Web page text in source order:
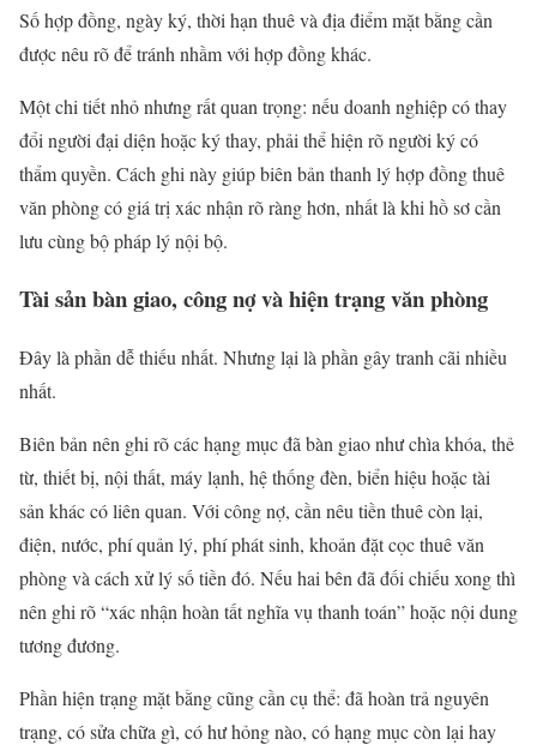
Số hợp đồng, ngày ký, thời hạn thuê và địa điểm mặt bằng cần
được nêu rõ để tránh nhầm với hợp đồng khác.
Một chi tiết nhỏ nhưng rất quan trọng: nếu doanh nghiệp có thay
đổi người đại diện hoặc ký thay, phải thể hiện rõ người ký có
thẩm quyền. Cách ghi này giúp biên bản thanh lý hợp đồng thuê
văn phòng có giá trị xác nhận rõ ràng hơn, nhất là khi hồ sơ cần
lưu cùng bộ pháp lý nội bộ.
Tài sản bàn giao, công nợ và hiện trạng văn phòng
Đây là phần dễ thiếu nhất. Nhưng lại là phần gây tranh cãi nhiều
nhất.
Biên bản nên ghi rõ các hạng mục đã bàn giao như chìa khóa, thẻ
từ, thiết bị, nội thất, máy lạnh, hệ thống đèn, biển hiệu hoặc tài
sản khác có liên quan. Với công nợ, cần nêu tiền thuê còn lại,
điện, nước, phí quản lý, phí phát sinh, khoản đặt cọc thuê văn
phòng và cách xử lý số tiền đó. Nếu hai bên đã đối chiếu xong thì
nên ghi rõ “xác nhận hoàn tất nghĩa vụ thanh toán” hoặc nội dung
tương đương.
Phần hiện trạng mặt bằng cũng cần cụ thể: đã hoàn trả nguyên
trạng, có sửa chữa gì, có hư hỏng nào, có hạng mục còn lại hay